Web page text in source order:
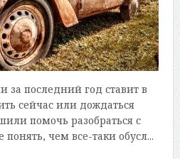
за последний год ставит в
сейчас или дождаться
помочь разобраться с
чем все-таки обусл...